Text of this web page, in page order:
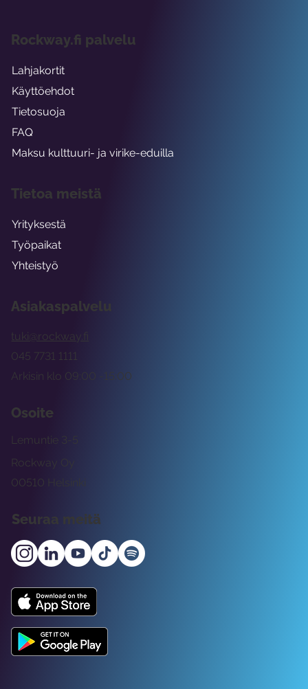
Asiakaspalvelu
tuki@rockway.fi
Arkisin klo 09:00 -15:00
045 7731 1111
Osoite
Rockway Oy
Lemuntie 3-5
00510 Helsinki
Seuraa meitä
Rockway.fi palvelu
Lahjakortit
Käyttöehdot
Tietosuoja
FAQ
Maksu kulttuuri- ja virike-eduilla
Tietoa meistä
Yrityksestä
Työpaikat
Yhteistyö